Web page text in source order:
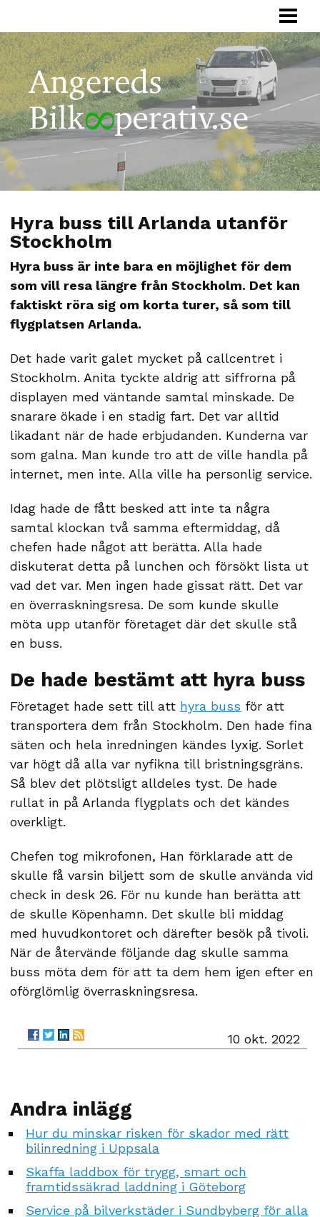
BILKOOPERATIV
HUR FUNGERAR
FÖRETAG
SAMÅKNING
OM OSS
Hyra buss till Arlanda utanför
Stockholm
Hyra buss är inte bara en möjlighet för dem
som vill resa längre från Stockholm. Det kan
faktiskt röra sig om korta turer, så som till
flygplatsen Arlanda.
Det hade varit galet mycket på callcentret i
Stockholm. Anita tyckte aldrig att siffrorna på
displayen med väntande samtal minskade. De
snarare ökade i en stadig fart. Det var alltid
likadant när de hade erbjudanden. Kunderna var
som galna. Man kunde tro att de ville handla på
internet, men inte. Alla ville ha personlig service.
Idag hade de fått besked att inte ta några
samtal klockan två samma eftermiddag, då
chefen hade något att berätta. Alla hade
diskuterat detta på lunchen och försökt lista ut
vad det var. Men ingen hade gissat rätt. Det var
en överraskningsresa. De som kunde skulle
möta upp utanför företaget där det skulle stå
en buss.
De hade bestämt att hyra buss
Företaget hade sett till att hyra buss för att
transportera dem från Stockholm. Den hade fina
säten och hela inredningen kändes lyxig. Sorlet
var högt då alla var nyfikna till bristningsgräns.
Så blev det plötsligt alldeles tyst. De hade
rullat in på Arlanda flygplats och det kändes
overkligt.
Chefen tog mikrofonen, Han förklarade att de
skulle få varsin biljett som de skulle använda vid
check in desk 26. För nu kunde han berätta att
de skulle Köpenhamn. Det skulle bli middag
med huvudkontoret och därefter besök på tivoli.
När de återvände följande dag skulle samma
buss möta dem för att ta dem hem igen efter en
oförglömlig överraskningsresa.
10 okt. 2022
Andra inlägg
Hur du minskar risken för skador med rätt
bilinredning i Uppsala
Skaffa laddbox för trygg, smart och
framtidssäkrad laddning i Göteborg
Service på bilverkstäder i Sundbyberg för alla